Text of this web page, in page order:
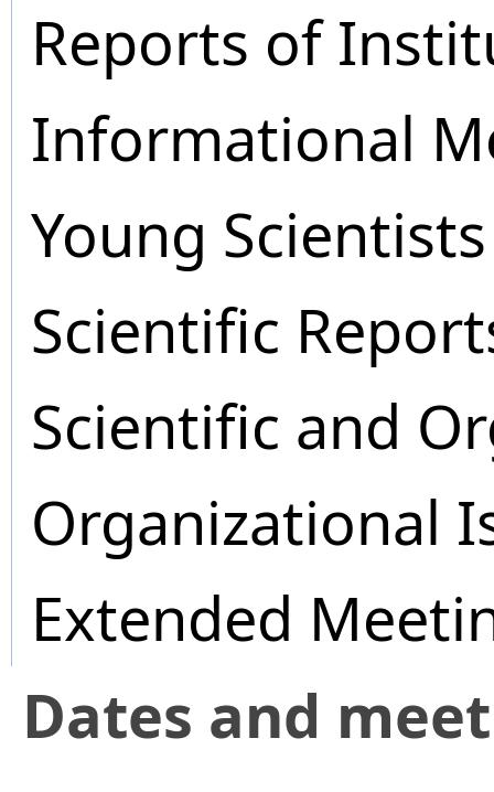
Reports of
Informational
Young
Scientific
Scientific and
Organizational
Extended
Dates and